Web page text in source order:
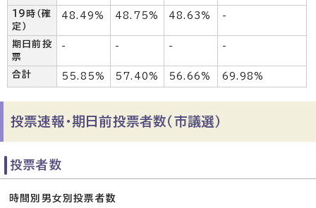
19時（確
定）
48.49% 48.75% 48.63% -
期日前投
票
- - - -
合計 55.85% 57.40% 56.66% 69.98%
投票速報・期日前投票者数（市議選）
投票者数
時間別男女別投票者数